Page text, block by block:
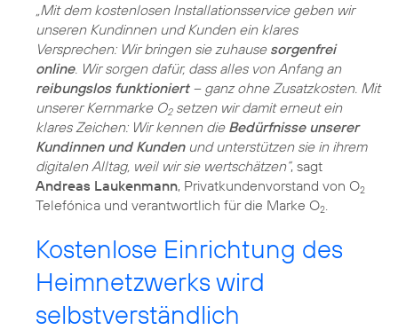
„Mit dem kostenlosen Installationsservice geben wir
unseren Kundinnen und Kunden ein klares
Versprechen: Wir bringen sie zuhause sorgenfrei
online. Wir sorgen dafür, dass alles von Anfang an
reibungslos funktioniert– ganz ohne Zusatzkosten. Mit
unserer Kernmarke O2setzen wir damit erneut ein
klares Zeichen: Wir kennen die Bedürfnisse unserer
Kundinnen und Kundenund unterstützen sie in ihrem
digitalen Alltag, weil wir sie wertschätzen“, sagt
Andreas Laukenmann, Privatkundenvorstand von O2
Telefónica und verantwortlich für die Marke O2.
Kostenlose Einrichtung des
Heimnetzwerks wird
selbstverständlich